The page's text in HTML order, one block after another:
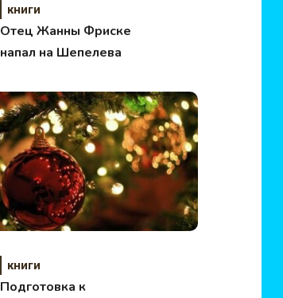
книги
Отец Жанны Фриске
напал на Шепелева
книги
Подготовка к